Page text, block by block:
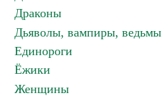
Драконы
Дьяволы, вампиры, ведьмы
Единороги
Ёжики
Женщины